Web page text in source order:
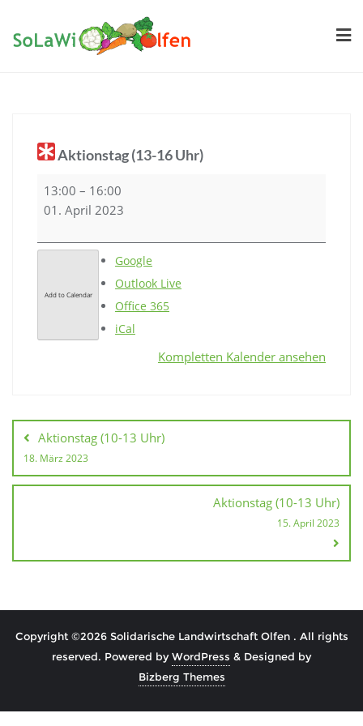
content
Aktionstag (13-16 Uhr)
Aktionstag
(13-
Uhr)
13:00 – 16:00
01. April 2023
Add to Calendar
Google
Outlook Live
Office 365
iCal
Kompletten Kalender ansehen
Aktionstag (10-13 Uhr)
18. März 2023
Aktionstag (10-13 Uhr)
15. April 2023
Copyright ©2026 Solidarische Landwirtschaft Olfen . All rights
reserved. Powered byWordPress & Designed by
Bizberg Themes